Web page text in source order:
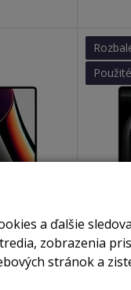
je skladom
/ 16GB
Použité
1TB /
a ďalšie
zobrazenia
stránok a